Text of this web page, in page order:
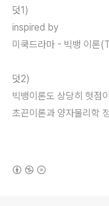
덧1)
inspired by
미쿡드라마 - 빅뱅 이
덧2)
빅뱅이론도 상당히 헛점
초끈이론과 양자물리학